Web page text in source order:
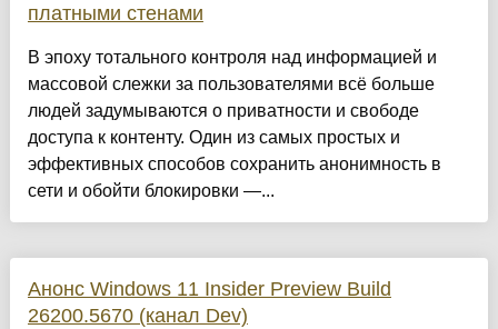
платными стенами
В эпоху тотального контроля над информацией и
массовой слежки за пользователями всё больше
людей задумываются о приватности и свободе
доступа к контенту. Один из самых простых и
эффективных способов сохранить анонимность в
сети и обойти блокировки —...
Анонс Windows 11 Insider Preview Build
26200.5670 (канал Dev)